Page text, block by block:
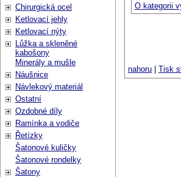
O kategorii
nahoru Tisk
Chirurgická ocel
Ketlovací jehly
Ketlovací nýty
Lůžka a skleněné
kabošony
Minerály a mušle
Náušnice
Návlekový materiál
Ostatní
Ozdobné díly
Ramínka a vodiče
Řetízky
Šatonové kuličky
Šatonové rondelky
Šatony